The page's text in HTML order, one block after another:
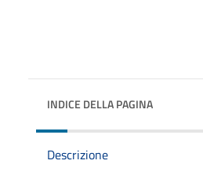
INDICE DELLA PAGINA
Descrizione